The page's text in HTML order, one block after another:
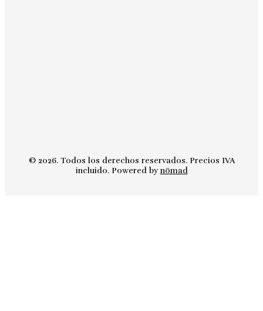
© 2026. Todos los derechos reservados. Precios IVA
incluido. Powered bynömad